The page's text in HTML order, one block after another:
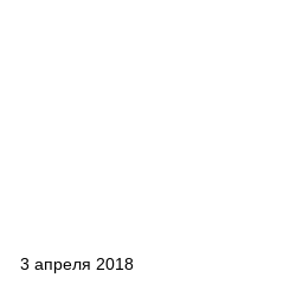
3 апреля 2018